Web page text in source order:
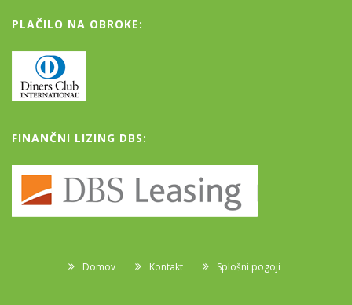
PLAČILO NA OBROKE:
FINANČNI LIZING DBS:
Domov Kontakt Splošni pogoji